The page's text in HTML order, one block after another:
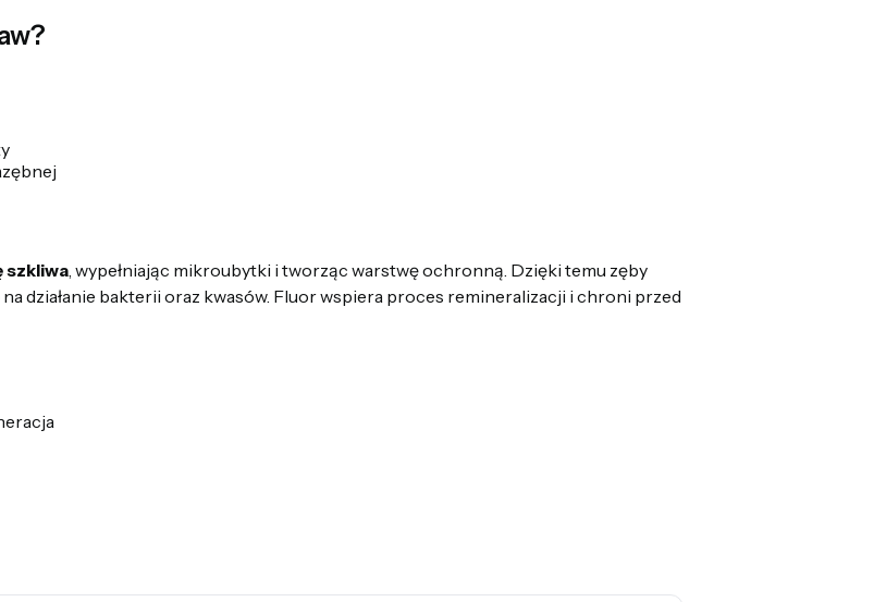
szkliwa, wypełniając mikroubytki i tworząc warstwę ochronną. Dzięki temu zęby
na działanie bakterii oraz kwasów. Fluor wspiera proces remineralizacji i chroni przed